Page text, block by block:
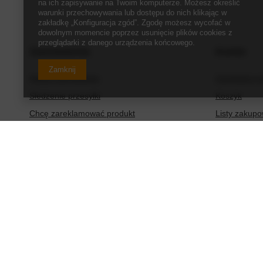
Status zamówienia
Śledzenie przesyłki
Chcę zareklamować produkt
Koszyk
Listy
na ich zapisywanie na Twoim komputerze. Możesz określić
warunki przechowywania lub dostępu do nich klikając w
zakładkę „Konfiguracja zgód”. Zgodę możesz wycofać w
dowolnym momencie poprzez usunięcie plików cookies z
przeglądarki z danego urządzenia końcowego.
Zamknij